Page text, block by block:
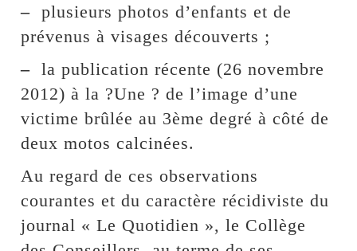
– plusieurs photos d’enfants et de
prévenus à visages découverts ;
– la publication récente (26 novembre
2012) à la ?Une ? de l’image d’une
victime brûlée au 3ème degré à côté de
deux motos calcinées.
Au regard de ces observations
courantes et du caractère récidiviste du
journal « Le Quotidien », le Collège